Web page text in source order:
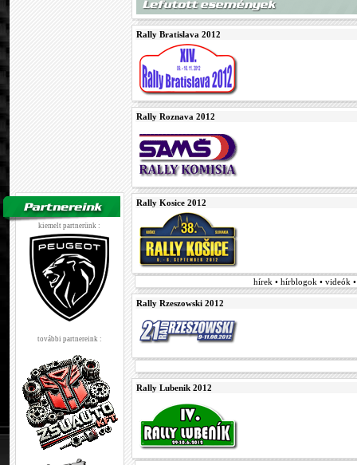
kiemelt partnerünk :
további partnereink :
Rally Bratislava 2012
Rally Roznava 2012
Rally Kosice 2012
hírek • hírblogok • videók
Rally Rzeszowski 2012
Rally Lubenik 2012